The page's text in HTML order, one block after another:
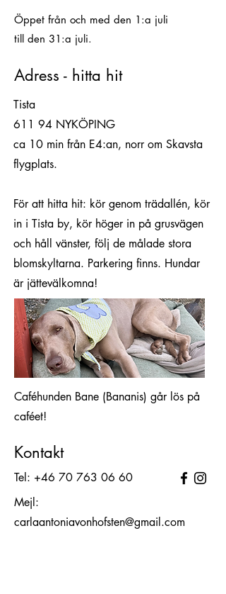
Öppet från och med den 1:a juli
till den 31:a juli.
Adress - hitta hit
Tista
611 94 NYKÖPING
ca 10 min från E4:an, norr om Skavsta
flygplats.
För att hitta hit: kör genom trädallén, kör
in i Tista by, kör höger in på grusvägen
och håll vänster, följ de målade stora
blomskyltarna. Parkering finns. Hundar
är jättevälkomna!
Caféhunden Bane (Bananis) går lös på
caféet!
Kontakt
Tel: +46 70 763 06 60
Mejl:
carlaantoniavonhofsten@gmail.com